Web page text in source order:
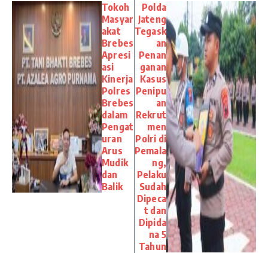
Tokoh
Masyar
akat
Brebes
Apresi
asi
Kinerja
Polres
Brebes
dalam
Pengat
uran
Arus
Mudik
dan
Balik
Polda
Jateng
Tegask
an
Penan
ganan
Kasus
Penipu
an
Rekrut
men
Polri di
Pemala
ng,
Pelaku
Sudah
Dipeca
t dan
Dipida
na 5
Tahun